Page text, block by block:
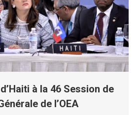
à la 46 Session de
de l’OEA